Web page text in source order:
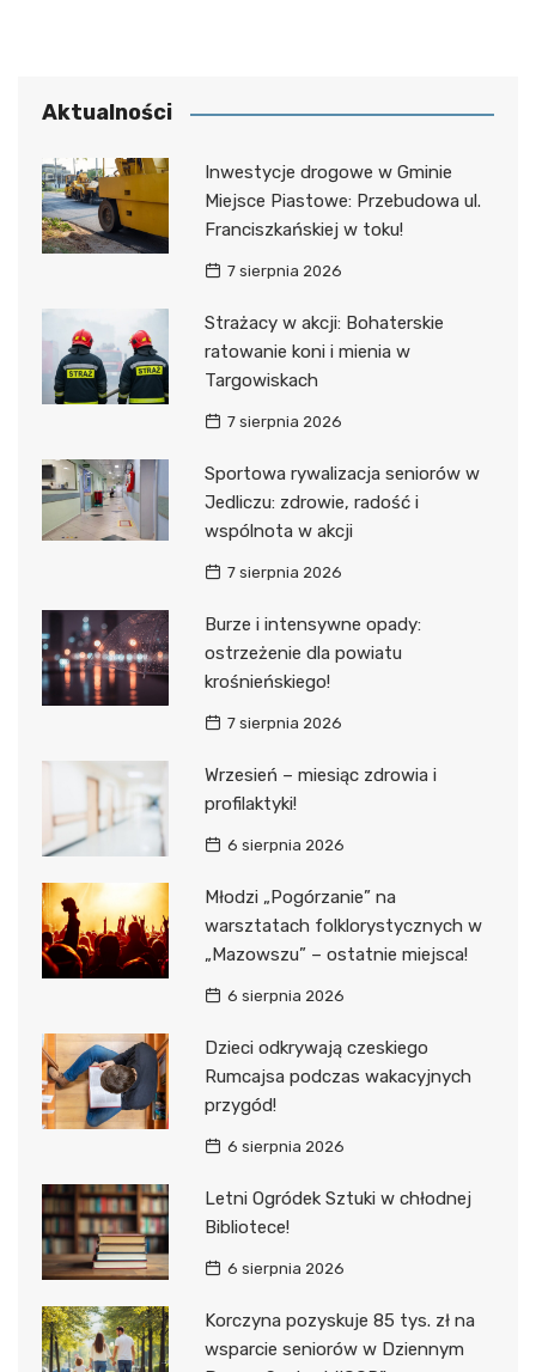
Aktualności
Inwestycje drogowe w Gminie
Miejsce Piastowe: Przebudowa ul.
Franciszkańskiej w toku!
7 sierpnia 2026
Strażacy w akcji: Bohaterskie
ratowanie koni i mienia w
Targowiskach
7 sierpnia 2026
Sportowa rywalizacja seniorów w
Jedliczu: zdrowie, radość i
wspólnota w akcji
7 sierpnia 2026
Burze i intensywne opady:
ostrzeżenie dla powiatu
krośnieńskiego!
7 sierpnia 2026
Wrzesień – miesiąc zdrowia i
profilaktyki!
6 sierpnia 2026
Młodzi „Pogórzanie” na
warsztatach folklorystycznych w
„Mazowszu” – ostatnie miejsca!
6 sierpnia 2026
Dzieci odkrywają czeskiego
Rumcajsa podczas wakacyjnych
przygód!
6 sierpnia 2026
Letni Ogródek Sztuki w chłodnej
Bibliotece!
6 sierpnia 2026
Korczyna pozyskuje 85 tys. zł na
wsparcie seniorów w Dziennym